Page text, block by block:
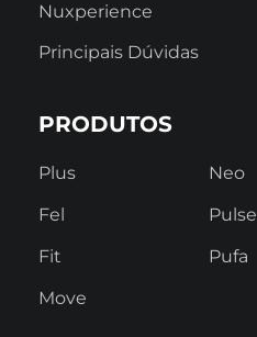
Nuxperience
Principais Dúvidas
PRODUTOS
Plus
Fel
Fit
Move
Neo
Pulse
Pufa